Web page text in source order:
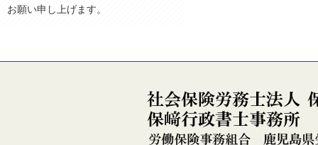
お願い申し上げます。